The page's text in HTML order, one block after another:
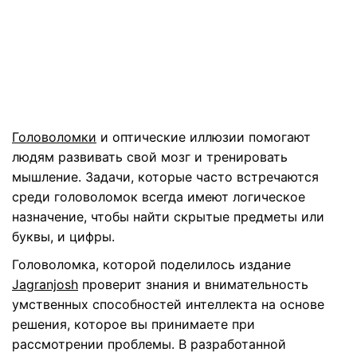
Головоломки и оптические иллюзии помогают
людям развивать свой мозг и тренировать
мышление. Задачи, которые часто встречаются
среди головоломок всегда имеют логическое
назначение, чтобы найти скрытые предметы или
буквы, и цифры.
Головоломка, которой поделилось издание
Jagranjosh проверит знания и внимательность
умственных способностей интеллекта на основе
решения, которое вы принимаете при
рассмотрении проблемы. В разработанной